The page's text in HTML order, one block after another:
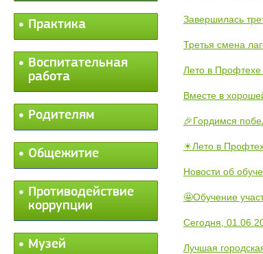
Практика
Воспитательная
работа
Родителям
Общежитие
Противодействие
коррупции
Музей
Завершилась
Третья смена
Лето в
Вместе в
🎉Гордимся
☀Лето в
Новости об
🤩Обучение
Сегодня,
Лучшая